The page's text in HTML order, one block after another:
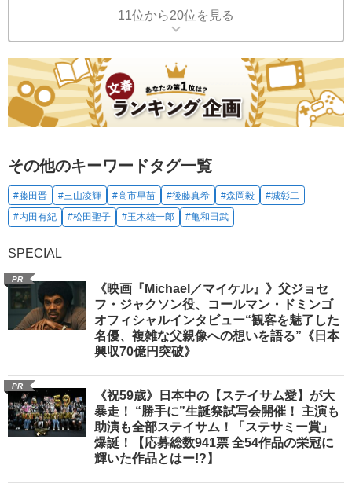
11位から20位を見る
その他のキーワードタグ一覧
#藤田晋 #三山凌輝 #高市早苗 #後藤真希 #森岡毅
#城彰二
#内田有紀
#松田聖子 #玉木雄一郎 #亀和田武
SPECIAL
PR
《映画『Michael／マイケル』》父ジョセ
フ・ジャクソン役、コールマン・ドミンゴ
オフィシャルインタビュー“観客を魅了した
名優、複雑な父親像への想いを語る”《日本
興収70億円突破》
PR
《祝59歳》日本中の【ステイサム愛】が大
暴走！ “勝手に”生誕祭試写会開催！ 主演も
助演も全部ステイサム！「ステサミー賞」
爆誕！【応募総数941票 全54作品の栄冠に
輝いた作品とはー!?】